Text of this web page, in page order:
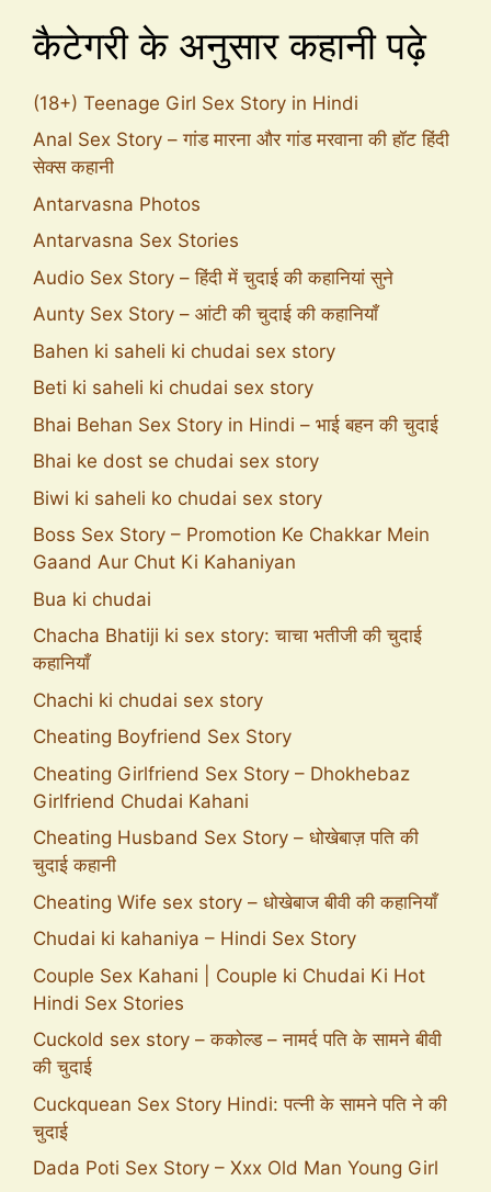
कैटेगरी के अनुसार कहानी पढ़े
(18+) Teenage Girl Sex Story in Hindi
Anal Sex Story – गांड मारना और गांड मरवाना की हॉट हिंदी
सेक्स कहानी
Antarvasna Photos
Antarvasna Sex Stories
Audio Sex Story – हिंदी में चुदाई की कहानियां सुने
Aunty Sex Story – आंटी की चुदाई की कहानियाँ
Bahen ki saheli ki chudai sex story
Beti ki saheli ki chudai sex story
Bhai Behan Sex Story in Hindi – भाई बहन की चुदाई
Bhai ke dost se chudai sex story
Biwi ki saheli ko chudai sex story
Boss Sex Story – Promotion Ke Chakkar Mein
Gaand Aur Chut Ki Kahaniyan
Bua ki chudai
Chacha Bhatiji ki sex story: चाचा भतीजी की चुदाई
कहानियाँ
Chachi ki chudai sex story
Cheating Boyfriend Sex Story
Cheating Girlfriend Sex Story – Dhokhebaz
Girlfriend Chudai Kahani
Cheating Husband Sex Story – धोखेबाज़ पति की
चुदाई कहानी
Cheating Wife sex story – धोखेबाज बीवी की कहानियाँ
Chudai ki kahaniya – Hindi Sex Story
Couple Sex Kahani | Couple ki Chudai Ki Hot
Hindi Sex Stories
Cuckold sex story – ककोल्ड – नामर्द पति के सामने बीवी
की चुदाई
Cuckquean Sex Story Hindi: पत्नी के सामने पति ने की
चुदाई
Dada Poti Sex Story – Xxx Old Man Young Girl